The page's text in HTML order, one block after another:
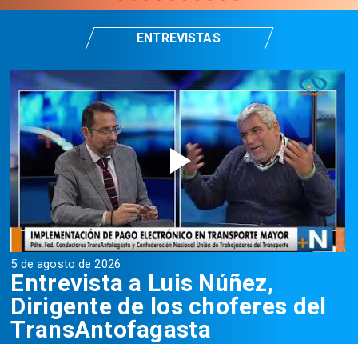
5 de agosto de 2026
Entrevista a Luis Núñez,
Dirigente de los choferes del
TransAntofagasta
ENTREVISTAS